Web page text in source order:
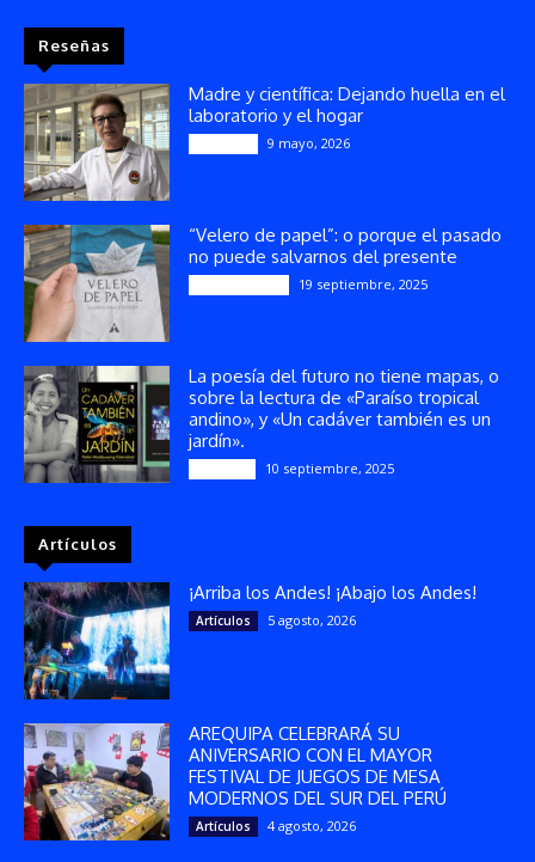
Reseñas
Madre y científica: Dejando huella en el
laboratorio y el hogar
9 mayo, 2026
“Velero de papel”: o porque el pasado
no puede salvarnos del presente
19 septiembre, 2025
La poesía del futuro no tiene mapas, o
sobre la lectura de «Paraíso tropical
andino», y «Un cadáver también es un
jardín».
10 septiembre, 2025
Artículos
¡Arriba los Andes! ¡Abajo los Andes!
Artículos 5 agosto, 2026
AREQUIPA CELEBRARÁ SU
ANIVERSARIO CON EL MAYOR
FESTIVAL DE JUEGOS DE MESA
MODERNOS DEL SUR DEL PERÚ
Artículos 4 agosto, 2026